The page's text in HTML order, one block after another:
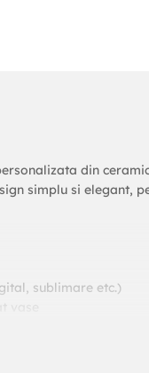
din
simplu si elegant,
sublimare etc.)
calda sau orice